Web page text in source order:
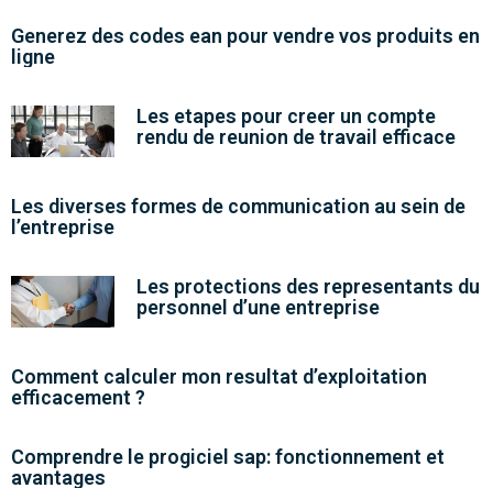
Generez des codes ean pour vendre vos produits en
ligne
Les etapes pour creer un compte
rendu de reunion de travail efficace
Les diverses formes de communication au sein de
l’entreprise
Les protections des representants du
personnel d’une entreprise
Comment calculer mon resultat d’exploitation
efficacement ?
Comprendre le progiciel sap: fonctionnement et
avantages